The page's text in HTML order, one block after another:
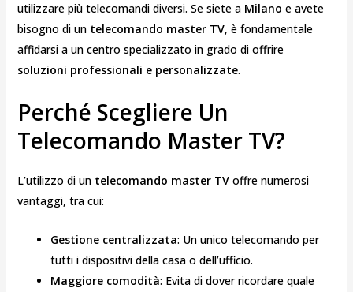
utilizzare più telecomandi diversi. Se siete a Milano e avete
bisogno di un telecomando master TV, è fondamentale
affidarsi a un centro specializzato in grado di offrire
soluzioni professionali e personalizzate.
Perché Scegliere Un
Telecomando Master TV?
L’utilizzo di un telecomando master TVoffre numerosi
vantaggi, tra cui:
Gestione centralizzata: Un unico telecomando per
tutti i dispositivi della casa o dell’ufficio.
Maggiore comodità: Evita di dover ricordare quale